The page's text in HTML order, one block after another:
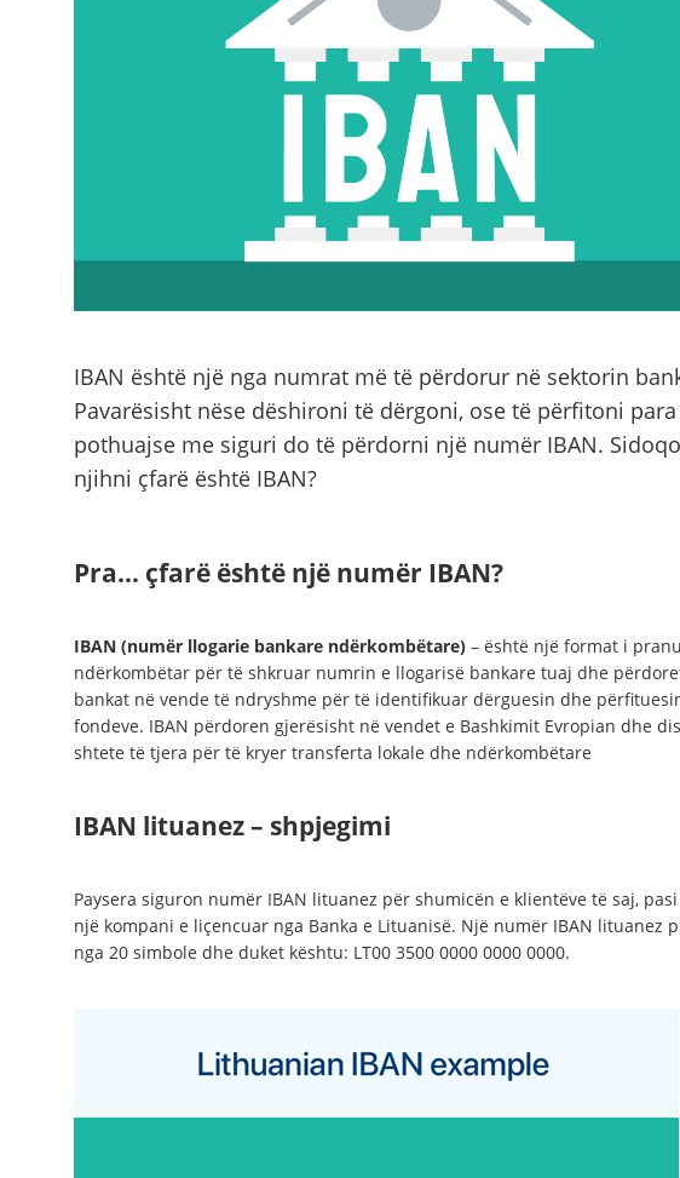
IBAN është një nga numrat më të përdorur në sektorin
Pavarësisht nëse dëshironi të dërgoni, ose të përfitoni para
pothuajse me siguri do të përdorni një numër IBAN.
njihni çfarë është IBAN?
Pra… çfarë është një numër IBAN?
IBAN (numër llogarie bankare ndërkombëtare)– është një format i
ndërkombëtar për të shkruar numrin e llogarisë bankare tuaj dhe
bankat në vende të ndryshme për të identifikuar dërguesin dhe
fondeve. IBAN përdoren gjerësisht në vendet e Bashkimit Evropian dhe
shtete të tjera për të kryer transferta lokale dhe ndërkombëtare
IBAN lituanez – shpjegimi
Paysera siguron numër IBAN lituanez për shumicën e klientëve të saj,
një kompani e liçencuar nga Banka e Lituanisë. Një numër IBAN lituanez
nga 20 simbole dhe duket kështu: LT00 3500 0000 0000 0000.